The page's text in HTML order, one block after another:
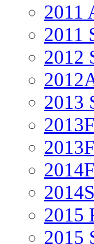
2011
2011
2012
2013
2015
2015